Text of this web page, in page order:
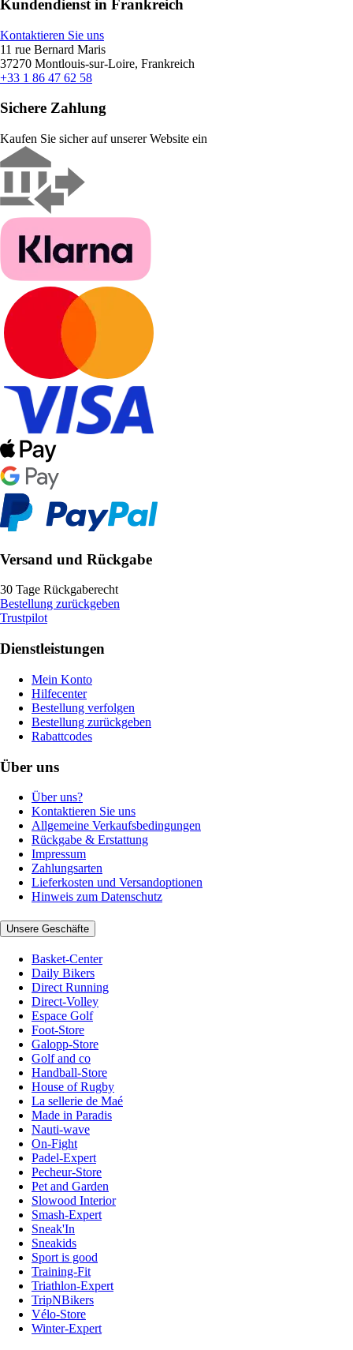
Kundendienst in Frankreich
Kontaktieren Sie uns
11 rue Bernard Maris
37270 Montlouis-sur-Loire, Frankreich
+33 1 86 47 62 58
Sichere Zahlung
Kaufen Sie sicher auf unserer Website ein
Versand und Rückgabe
30 Tage Rückgaberecht
Bestellung zurückgeben
Trustpilot
Dienstleistungen
Mein Konto
Hilfecenter
Bestellung verfolgen
Bestellung zurückgeben
Rabattcodes
Über uns
Über uns?
Kontaktieren Sie uns
Allgemeine Verkaufsbedingungen
Rückgabe & Erstattung
Impressum
Zahlungsarten
Lieferkosten und Versandoptionen
Hinweis zum Datenschutz
Unsere Geschäfte
Basket-Center
Daily Bikers
Direct Running
Direct-Volley
Espace Golf
Foot-Store
Galopp-Store
Golf and co
Handball-Store
House of Rugby
La sellerie de Maé
Made in Paradis
Nauti-wave
On-Fight
Padel-Expert
Pecheur-Store
Pet and Garden
Slowood Interior
Smash-Expert
Sneak'In
Sneakids
Sport is good
Training-Fit
Triathlon-Expert
TripNBikers
Vélo-Store
Winter-Expert